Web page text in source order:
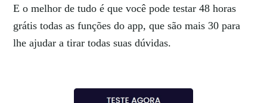
E o melhor de tudo é que você pode testar 48 horas
grátis todas as funções do app, que são mais 30 para
lhe ajudar a tirar todas suas dúvidas.